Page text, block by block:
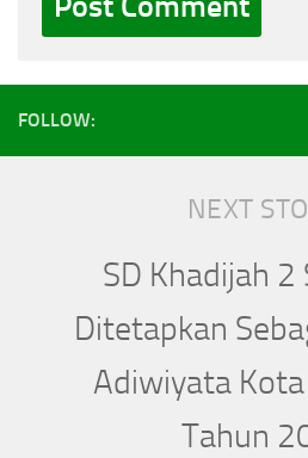
FOLLOW:
NEXT
SD Khadijah 2
Ditetapkan
Adiwiyata
Tahun